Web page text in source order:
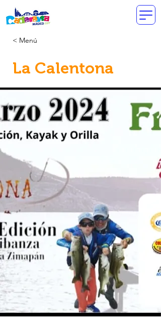
< Menú
La Calentona